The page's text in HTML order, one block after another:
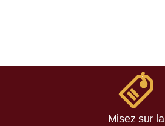
Misez sur la